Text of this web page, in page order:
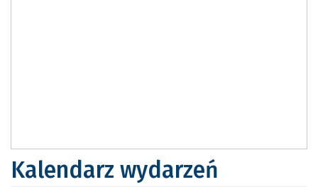
Kalendarz wydarzeń